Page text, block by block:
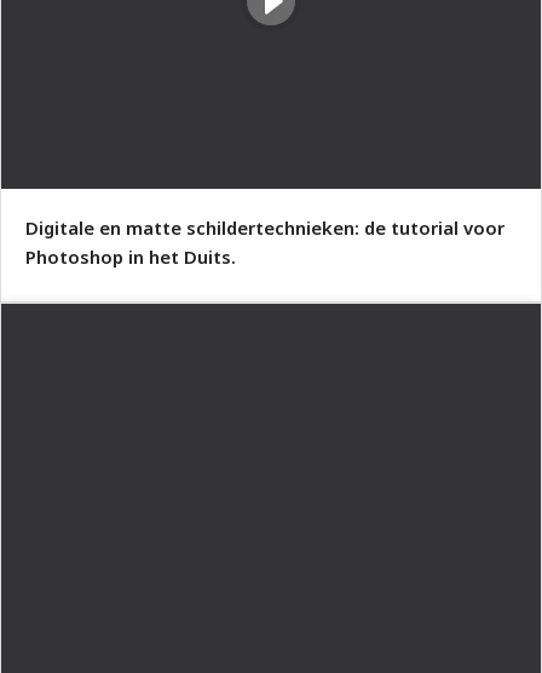
Digitale en matte schildertechnieken: de tutorial voor
Photoshop in het Duits.